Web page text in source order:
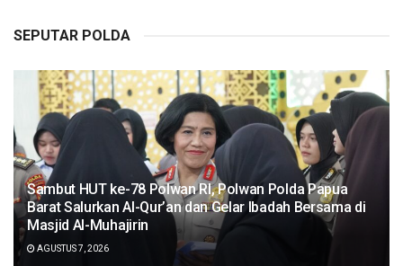
SEPUTAR POLDA
Sambut HUT ke-78 Polwan RI, Polwan Polda Papua
Barat Salurkan Al-Qur’an dan Gelar Ibadah Bersama di
Masjid Al-Muhajirin
AGUSTUS 7, 2026